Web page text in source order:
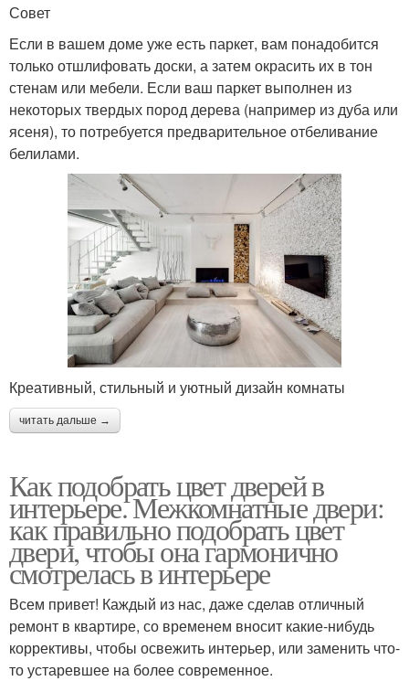
Совет
Если в вашем доме уже есть паркет, вам понадобится
только отшлифовать доски, а затем окрасить их в тон
стенам или мебели. Если ваш паркет выполнен из
некоторых твердых пород дерева (например из дуба или
ясеня), то потребуется предварительное отбеливание
белилами.
Креативный, стильный и уютный дизайн комнаты
читать дальше →
Как подобрать цвет дверей в
интерьере. Межкомнатные двери:
как правильно подобрать цвет
двери, чтобы она гармонично
смотрелась в интерьере
Всем привет! Каждый из нас, даже сделав отличный
ремонт в квартире, со временем вносит какие-нибудь
коррективы, чтобы освежить интерьер, или заменить что-
то устаревшее на более современное.